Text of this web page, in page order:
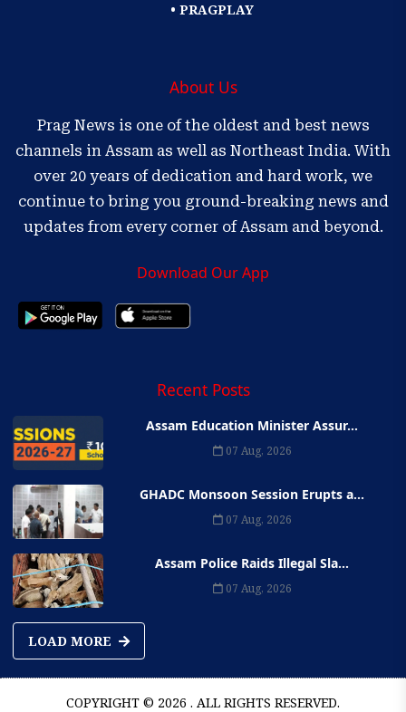
• PRAGPLAY
About Us
Prag News is one of the oldest and best news
channels in Assam as well as Northeast India. With
over 20 years of dedication and hard work, we
continue to bring you ground-breaking news and
updates from every corner of Assam and beyond.
Download Our App
Recent Posts
Assam Education Minister Assur...
07 Aug, 2026
GHADC Monsoon Session Erupts a...
07 Aug, 2026
Assam Police Raids Illegal Sla...
07 Aug, 2026
LOAD MORE
COPYRIGHT © 2026 . ALL RIGHTS RESERVED.